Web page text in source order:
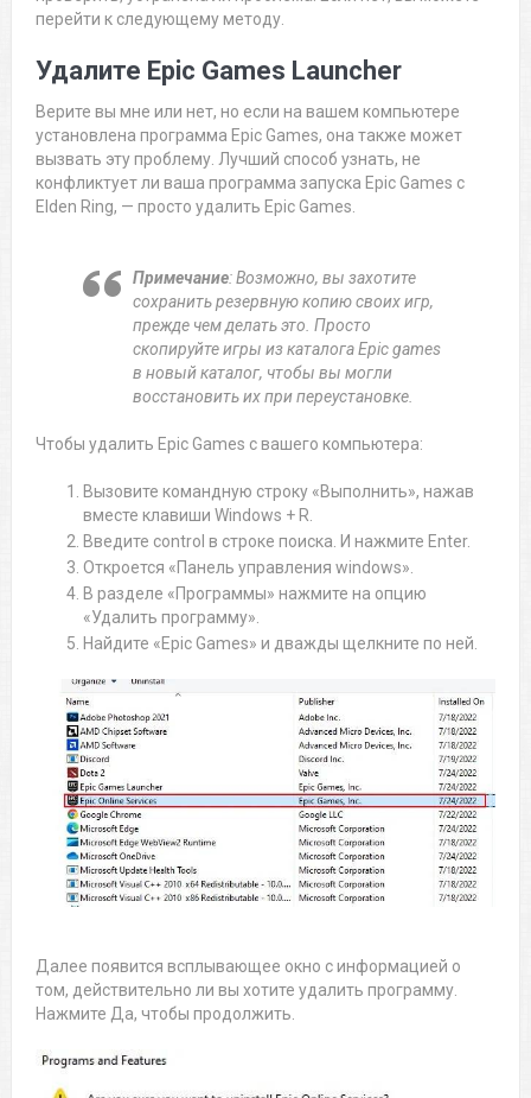
перейти к следующему методу.
Удалите Epic Games Launcher
Верите вы мне или нет, но если на вашем компьютере
установлена программа Epic Games, она также может
вызвать эту проблему. Лучший способ узнать, не
конфликтует ли ваша программа запуска Epic Games с
Elden Ring, — просто удалить Epic Games.
Примечание: Возможно, вы захотите
сохранить резервную копию своих игр,
прежде чем делать это. Просто
скопируйте игры из каталога Epic games
в новый каталог, чтобы вы могли
восстановить их при переустановке.
Чтобы удалить Epic Games с вашего компьютера:
Вызовите командную строку «Выполнить», нажав
вместе клавиши Windows + R.
Введите control в строке поиска. И нажмите Enter.
Откроется «Панель управления windows».
В разделе «Программы» нажмите на опцию
«Удалить программу».
Найдите «Epic Games» и дважды щелкните по ней.
Далее появится всплывающее окно с информацией о
том, действительно ли вы хотите удалить программу.
Нажмите Да, чтобы продолжить.